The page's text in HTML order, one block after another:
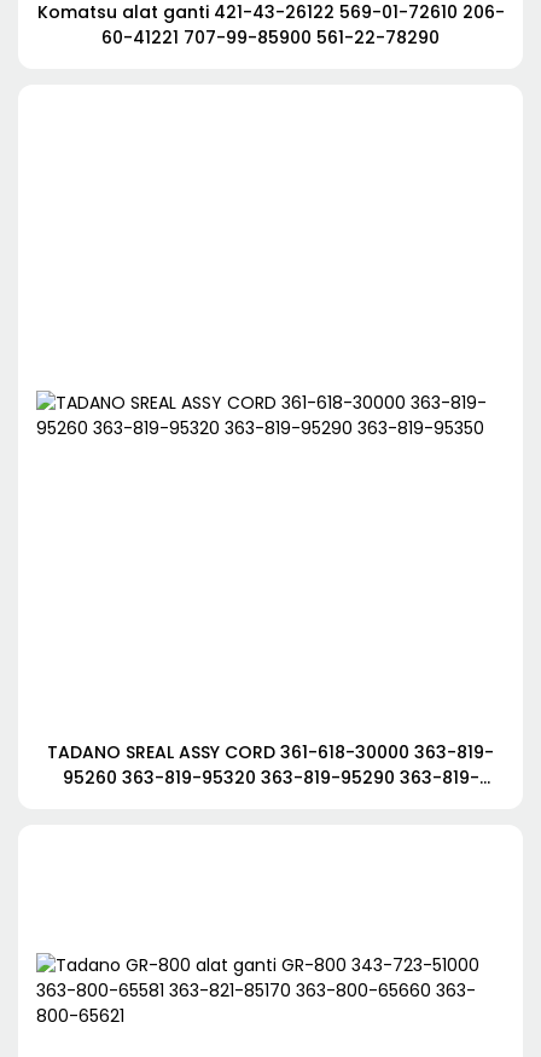
Komatsu alat ganti 421-43-26122 569-01-72610 206-
60-41221 707-99-85900 561-22-78290
TADANO SREAL ASSY CORD 361-618-30000 363-819-
95260 363-819-95320 363-819-95290 363-819-